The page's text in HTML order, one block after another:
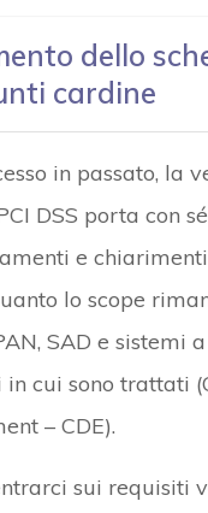
dello
cardine
in passato, la
DSS porta con
e
lo scope
SAD e sistemi
cui sono trattati
– CDE).
sui requisiti